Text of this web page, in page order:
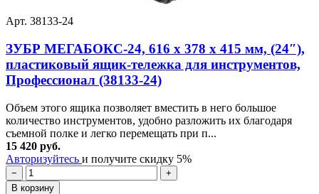
Арт. 38133-24
ЗУБР МЕГАБОКС-24, 616 х 378 х 415 мм, (24″),
пластиковый ящик-тележка для инструментов,
Профессионал (38133-24)
Объем этого ящика позволяет вместить в него большое
количество инструментов, удобно разложить их благодаря
съемной полке и легко перемещать при п...
15 420 руб.
Авторизуйтесь и получите скидку 5%
−
+
В корзину